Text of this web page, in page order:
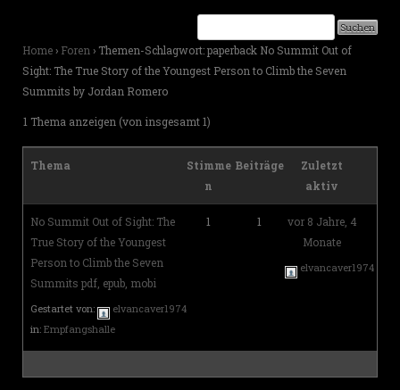
Home› Foren › Themen-Schlagwort: paperback No Summit Out of
Sight: The True Story of the Youngest Person to Climb the Seven
Summits by Jordan Romero
1 Thema anzeigen (von insgesamt 1)
Thema
Stimme
n
Beiträge
Zuletzt
aktiv
No Summit Out of Sight: The
True Story of the Youngest
Person to Climb the Seven
Summits pdf, epub, mobi
Gestartet von:
elvancaver1974
in: Empfangshalle
1 1
vor 8 Jahre, 4
Monate
elvancaver1974